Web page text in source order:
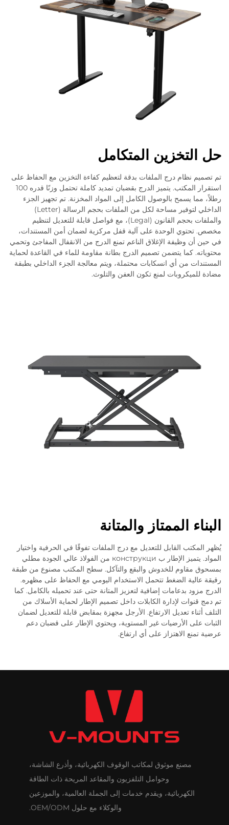
حل التخزين المتكامل
تم تصميم نظام درج الملفات بدقة لتعظيم كفاءة التخزين مع الحفاظ على
استقرار المكتب. يتميز الدرج بقضبان تمديد كاملة تحتمل وزنًا قدره 100
رطلاً، مما يسمح بالوصول الكامل إلى المواد المخزنة. تم تجهيز الجزء
الداخلي لتوفير مساحة لكل من الملفات بحجم الرسالة (Letter)
والملفات بحجم القانون (Legal)، مع فواصل قابلة للتعديل لتنظيم
مخصص. تحتوي الوحدة على آلية قفل مركزية لضمان أمن المستندات،
في حين أن وظيفة الإغلاق الناعم تمنع الدرج من الانقفال المفاجئ وتحمي
محتوياته. كما يتضمن تصميم الدرج بطانة مقاومة للماء في القاعدة لحماية
المستندات من أي انسكابات محتملة، ويتم معالجة الجزء الداخلي بطبقة
مضادة للميكروبات لمنع تكون العفن والتلوث.
البناء الممتاز والمتانة
يُظهر المكتب القابل للتعديل مع درج الملفات تفوقًا في الحرفية واختيار
المواد. يتميز الإطار ب конструкци من الفولاذ عالي الجودة مطلي
بمسحوق مقاوم للخدوش والبقع والتآكل. سطح المكتب مصنوع من طبقة
رقيقة عالية الضغط تتحمل الاستخدام اليومي مع الحفاظ على مظهره.
الدرج مزود بدعامات إضافية لتعزيز المتانة حتى عند تحميله بالكامل. كما
تم دمج قنوات لإدارة الكابلات داخل تصميم الإطار لحماية الأسلاك من
التلف أثناء تعديل الارتفاع. الأرجل مجهزة بمقابض قابلة للتعديل لضمان
الثبات على الأرضيات غير المستوية، ويحتوي الإطار على قضبان دعم
عرضية تمنع الاهتزاز على أي ارتفاع.
مصنع موثوق لمكاتب الوقوف الكهربائية، وأذرع الشاشة،
وحوامل التلفزيون والمقاعد المريحة ذات الطاقة
الكهربائية، ويقدم خدمات إلى الجملة العالمية، والموزعين
والوكلاء مع حلول OEM/ODM.